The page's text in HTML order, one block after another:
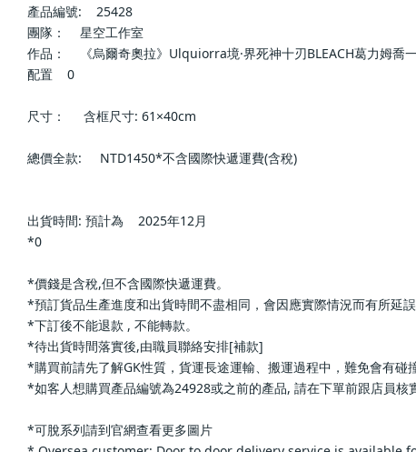
產品編號:    25428
團隊：    星空工作室
作品：    《烏爾奇奧拉》Ulquiorra境·界死神十刃BLEACH葛力
配置    0
尺寸：     含框尺寸: 61×40cm
總價全款:     NTD1450*不含國際快遞運費(含稅)
出貨時間: 預計為    2025年12月
*0
*價錢是含稅,但不含國際快遞運費。
*預訂貨品生產進度和出貨時間不盡相同，會因應實際情況而
*下訂後不能退款 , 不能轉款。
*待出貨時間落實後,由職員聯絡安排[補款]
*購買前請先了解GK性質，貨運長途運輸、搬運過程中，難免
*如客人想購買產品編號為24928或之前的產品, 請在下單前跟
*可脫系列請到官網查看更多圖片